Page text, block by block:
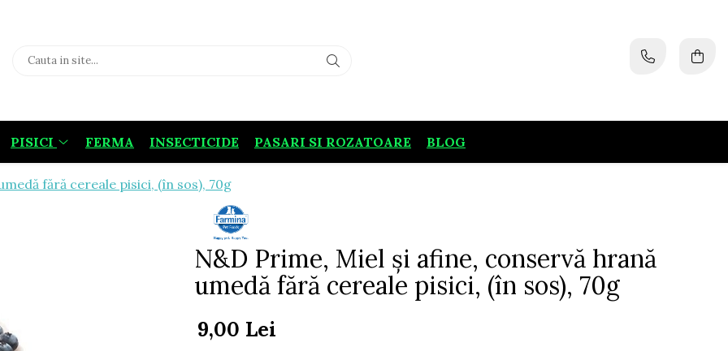
PISICI FERMA INSECTICIDE PASARI SI ROZATOARE BLOG
fără cereale pisici, (în sos), 70g
N&D Prime, Miel și afine, conservă hrană
umedă fără cereale pisici, (în sos), 70g
9,00 Lei